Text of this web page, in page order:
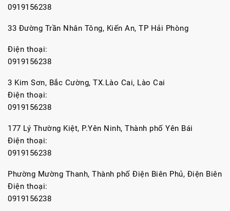
0919156238
33 Đường Trần Nhân Tông, Kiến An, TP Hải Phòng
Điện thoại:
0919156238
3 Kim Sơn, Bắc Cường, TX.Lào Cai, Lào Cai
Điện thoại:
0919156238
177 Lý Thường Kiệt, P.Yên Ninh, Thành phố Yên Bái
Điện thoại:
0919156238
Phường Mường Thanh, Thành phố Điện Biên Phủ, Điện Biên
Điện thoại:
0919156238